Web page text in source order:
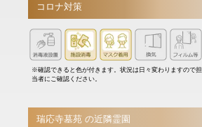
コロナ対策
※確認できると色が付きます。状況は日々変わりますので担
当者にご確認ください。
瑞応寺墓苑 の近隣霊園